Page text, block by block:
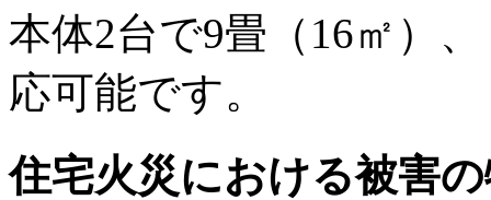
本体2台で9畳（16㎡）
応可能です。
住宅火災における被害